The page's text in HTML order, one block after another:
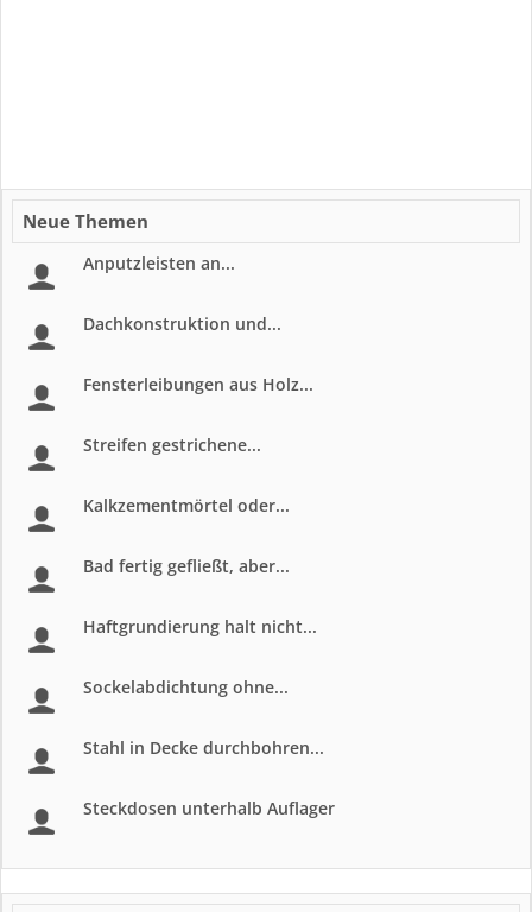
Neue Themen
Anputzleisten an...
Dachkonstruktion und...
Fensterleibungen aus Holz...
Streifen gestrichene...
Kalkzementmörtel oder...
Bad fertig gefließt, aber...
Haftgrundierung halt nicht...
Sockelabdichtung ohne...
Stahl in Decke durchbohren...
Steckdosen unterhalb Auflager